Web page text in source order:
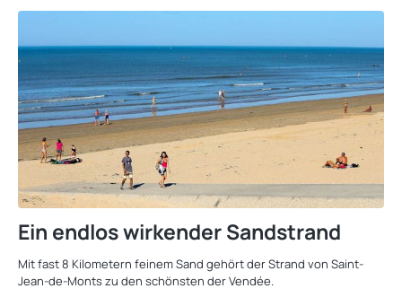
Ein endlos wirkender Sandstrand
Mit fast 8 Kilometern feinem Sand gehört der Strand von Saint-
Jean-de-Monts zu den schönsten der Vendée.